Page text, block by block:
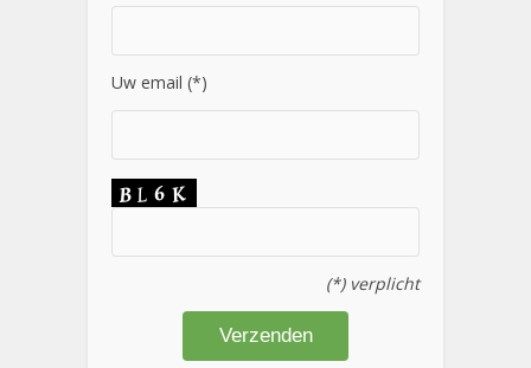
Uw email (*)
(*) verplicht